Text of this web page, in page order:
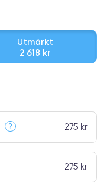
Utmärkt
2 618 kr
? 275 kr
275 kr